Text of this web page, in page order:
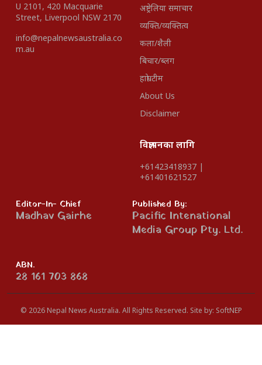
U 2101, 420 Macquarie
Street, Liverpool NSW 2170
info@nepalnewsaustralia.co
m.au
अष्ट्रेलिया समाचार
व्यक्ति/व्यक्तित्व
कला/शैली
बिचार/ब्लग
हाम्रो टीम
About Us
Disclaimer
विज्ञापनका लागि
+61423418937 |
+61401621527
Editor-In- Chief
Madhav Gairhe
Published By:
Pacific Intenational
Media Group Pty. Ltd.
ABN.
28 161 703 868
© 2026 Nepal News Australia. All Rights Reserved. Site by: SoftNEP